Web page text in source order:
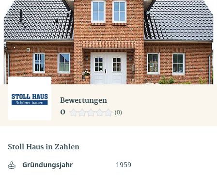
Bewertungen
0 (0)
Stoll Haus in Zahlen
Gründungsjahr
1959